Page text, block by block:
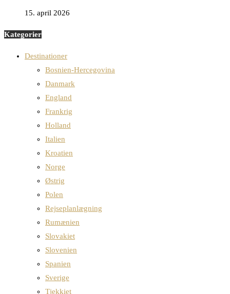
15. april 2026
Kategorier
Destinationer
Bosnien-Hercegovina
Danmark
England
Frankrig
Holland
Italien
Kroatien
Norge
Østrig
Polen
Rejseplanlægning
Rumænien
Slovakiet
Slovenien
Spanien
Sverige
Tjekkiet